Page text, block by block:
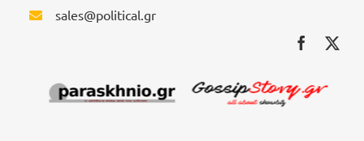
sales@political.gr